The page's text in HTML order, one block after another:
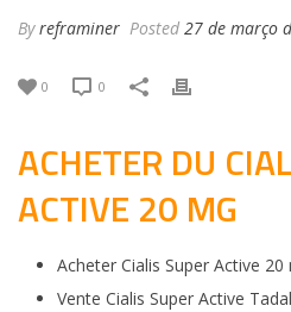
Byreframiner Posted 27 de março
0 0
ACHETER DU
ACTIVE 20 MG
Acheter Cialis Super Active
Vente Cialis Super Active